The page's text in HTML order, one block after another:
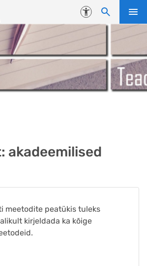
Juurdepääsetavus
akadeemilised
meetodite peatükis tuleks
kirjeldada ka kõige